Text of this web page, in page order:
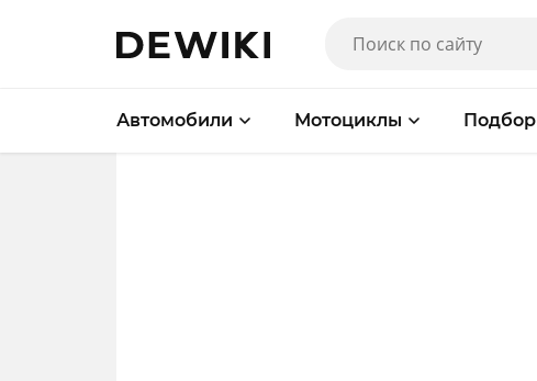
Автомобили Мотоциклы Подбор